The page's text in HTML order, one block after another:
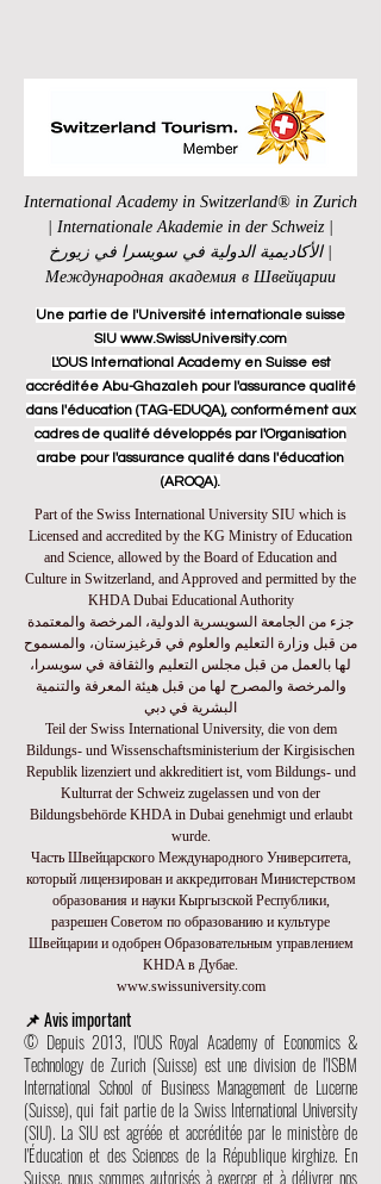
International Academy in Switzerland® in Zurich
| Internationale Akademie in der Schweiz |
الأكاديمية الدولية في سويسرا في زيورخ |
Международная академия в Швейцарии
Une partie de l'Université internationale suisse
SIU www.SwissUniversity.com
L'OUS International Academy en Suisse est
accréditée Abu-Ghazaleh pour l'assurance qualité
dans l'éducation (TAG-EDUQA), conformément aux
cadres de qualité développés par l'Organisation
arabe pour l'assurance qualité dans l'éducation
(AROQA).
Part of the Swiss International University SIU which is
Licensed and accredited by the KG Ministry of Education
and Science, allowed by the Board of Education and
Culture in Switzerland, and Approved and permitted by the
KHDA Dubai Educational Authority
جزء من الجامعة السويسرية الدولية، المرخصة والمعتمدة
من قبل وزارة التعليم والعلوم في قرغيزستان، والمسموح
لها بالعمل من قبل مجلس التعليم والثقافة في سويسرا،
والمرخصة والمصرح لها من قبل هيئة المعرفة والتنمية
البشرية في دبي
Teil der Swiss International University, die von dem
Bildungs- und Wissenschaftsministerium der Kirgisischen
Republik lizenziert und akkreditiert ist, vom Bildungs- und
Kulturrat der Schweiz zugelassen und von der
Bildungsbehörde KHDA in Dubai genehmigt und erlaubt
wurde.
Часть Швейцарского Международного Университета,
который лицензирован и аккредитован Министерством
образования и науки Кыргызской Республики,
разрешен Советом по образованию и культуре
Швейцарии и одобрен Образовательным управлением
KHDA в Дубае.
www.swissuniversity.com
📌 Avis important
© Depuis 2013, l'OUS Royal Academy of Economics &
Technology de Zurich (Suisse) est une division de l'ISBM
International School of Business Management de Lucerne
(Suisse), qui fait partie de la Swiss International University
(SIU). La SIU est agréée et accréditée par le ministère de
l'Éducation et des Sciences de la République kirghize. En
Suisse, nous sommes autorisés à exercer et à délivrer nos